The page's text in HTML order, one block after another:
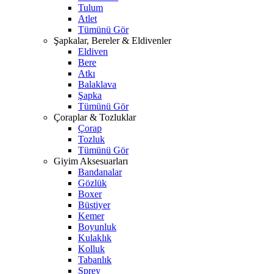
Tulum
Atlet
Tümünü Gör
Şapkalar, Bereler & Eldivenler
Eldiven
Bere
Atkı
Balaklava
Şapka
Tümünü Gör
Çoraplar & Tozluklar
Çorap
Tozluk
Tümünü Gör
Giyim Aksesuarları
Bandanalar
Gözlük
Boxer
Büstiyer
Kemer
Boyunluk
Kulaklık
Kolluk
Tabanlık
Sprey